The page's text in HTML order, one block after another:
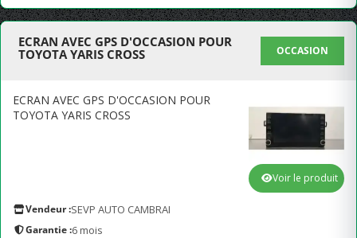
ECRAN AVEC GPS D'OCCASION POUR
TOYOTA YARIS CROSS
OCCASION
ECRAN AVEC GPS D'OCCASION POUR
TOYOTA YARIS CROSS
Vendeur :SEVP AUTO CAMBRAI
Garantie :6 mois
Voir le produit